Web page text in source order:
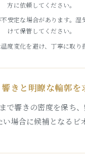
方に依頼してください。
安定な場合があります。湿
けて保管してください。
度変化を避け、丁寧に取り
きと明瞭な輪郭を
で響きの密度を保ち
場合に候補となるビ